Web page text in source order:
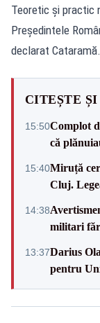
Teoretic și practic
Președintele
declarat Cataramă.
CITEȘTE ȘI
15:50Complot
că
15:40Miruță
Cluj.
14:38
militari
13:37Darius
pentru